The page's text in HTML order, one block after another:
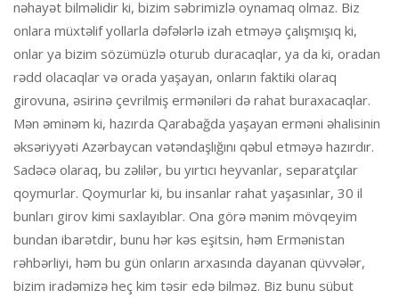
nəhayət bilməlidir ki, bizim səbrimizlə oynamaq olmaz. Biz
onlara müxtəlif yollarla dəfələrlə izah etməyə çalışmışıq ki,
onlar ya bizim sözümüzlə oturub duracaqlar, ya da ki, oradan
rədd olacaqlar və orada yaşayan, onların faktiki olaraq
girovuna, əsirinə çevrilmiş erməniləri də rahat buraxacaqlar.
Mən əminəm ki, hazırda Qarabağda yaşayan erməni əhalisinin
əksəriyyəti Azərbaycan vətəndaşlığını qəbul etməyə hazırdır.
Sadəcə olaraq, bu zəlilər, bu yırtıcı heyvanlar, separatçılar
qoymurlar. Qoymurlar ki, bu insanlar rahat yaşasınlar, 30 il
bunları girov kimi saxlayıblar. Ona görə mənim mövqeyim
bundan ibarətdir, bunu hər kəs eşitsin, həm Ermənistan
rəhbərliyi, həm bu gün onların arxasında dayanan qüvvələr,
bizim iradəmizə heç kim təsir edə bilməz. Biz bunu sübut